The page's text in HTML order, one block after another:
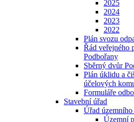
2025
2024
2023
2022
Plán svozu
Řád veřejného
Podbořany
Sběrný dvůr
Plán úklidu a
účelových
Formuláře
Stavební úřad
Úřad
Územní